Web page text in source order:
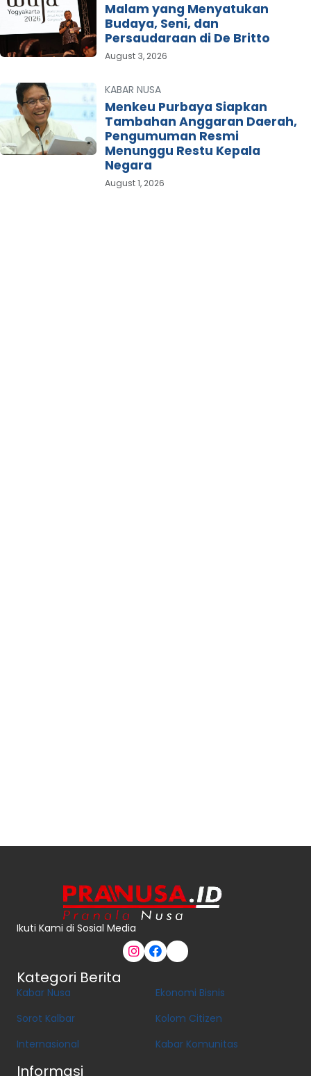
Malam yang Menyatukan
Budaya, Seni, dan
Persaudaraan di De Britto
August 3, 2026
KABAR NUSA
Menkeu Purbaya Siapkan
Tambahan Anggaran Daerah,
Pengumuman Resmi
Menunggu Restu Kepala
Negara
August 1, 2026
Ikuti Kami di Sosial Media
Kategori Berita
Kabar Nusa
Sorot Kalbar
Internasional
Ekonomi Bisnis
Kolom Citizen
Kabar Komunitas
Informasi